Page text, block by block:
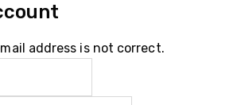
address is not correct.